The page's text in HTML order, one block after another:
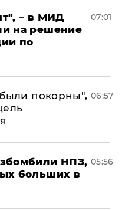
– в МИД
на решение
по
07:01
покорны", 06:57
НПЗ,
больших в
05:56